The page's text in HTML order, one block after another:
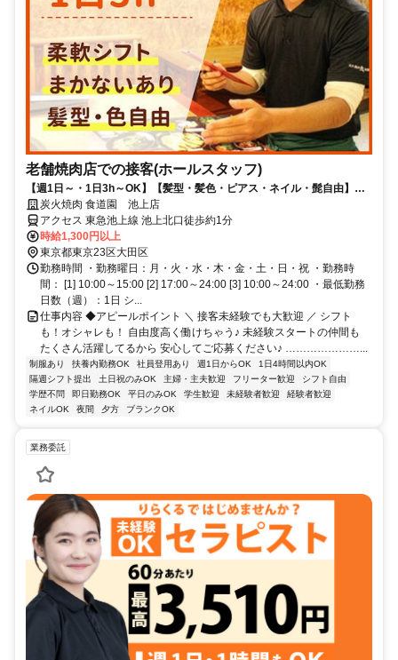
老舗焼肉店での接客(ホールスタッフ)
【週1日～・1日3h～OK】【髪型・髪色・ピアス・ネイル・髭自由】バ
イトデビューの方も大歓迎！老舗の焼肉店ですが、雰囲気はとっても明
るく気さくなので馴染みやすいです♪シフトは柔軟対応OK◎「テストが
ある」「子どものお迎えに合わせたい」などなんでも相談してくださ
い！美味しいまかないも食べられるので食費も節約OK◎常連さんが多く
て会話が弾みやすいあたたかなお店です♪
炭火焼肉 食道園 池上店
アクセス 東急池上線 池上北口徒歩約1分
時給1,300円以上
東京都東京23区大田区
勤務時間 ・勤務曜日：月・火・水・木・金・土・日・祝 ・勤務時
間： [1] 10:00～15:00 [2] 17:00～24:00 [3] 10:00～24:00 ・最低勤務
日数（週）：1日 シ...
仕事内容 ◆アピールポイント ＼ 接客未経験でも大歓迎 ／ シフト
も！オシャレも！ 自由度高く働けちゃう♪ 未経験スタートの仲間も
たくさん活躍してるから 安心してご応募ください♪ …………………...
制服あり 扶養内勤務OK 社員登用あり 週1日からOK
1日4時間以内OK
隔週シフト提出
土日祝のみOK 主婦・主夫歓迎 フリーター歓迎
シフト自由
学歴不問
即日勤務OK 平日のみOK 学生歓迎 未経験者歓迎
経験者歓迎
ネイルOK
夜間 夕方 ブランクOK
業務委託